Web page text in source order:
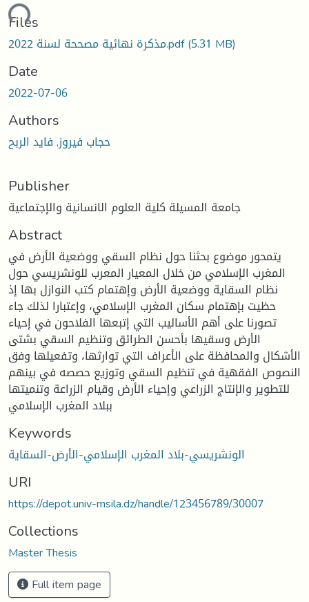
Files
مذكرة نهائية مصححة لسنة 2022.pdf(5.31 MB)
Date
2022-07-06
Authors
حجاب فيروز, فايد الربح
Publisher
جامعة المسيلة كلية العلوم الانسانية والإجتماعية
Abstract
يتمحور موضوع بحثنا حول نظام السقي ووضعية الأرض في
المغرب الإسلامي من خلال المعيار المعرب للونشريسي حول
نظام السقاية ووضعية الأرض وإهتمام كتب النوازل بها إذ
حظيت بإهتمام سكان المغرب الإسلامي، وإعتبارا لذلك جاء
تصورنا على أهم الأساليب التي إتبعها الفلاحون في إحياء
الأرض وسقيها بأحسن الطرائق وتنظيم السقي بشتى
الأشكال والمحافظة على الأعراف التي توارثها، وتفعيلها وفق
النصوص الفقهية في تنظيم السقي وتوزيع حصصه في بينهم
للتطوير والإنتاج الزراعي وإحياء الأرض وقيام الزراعة وتنميتها
ببلاد المغرب الإسلامي
Keywords
الونشريسي-بلاد المغرب الإسلامي-الأرض-السقاية
URI
https://depot.univ-msila.dz/handle/123456789/30007
Collections
Master Thesis
Full item page